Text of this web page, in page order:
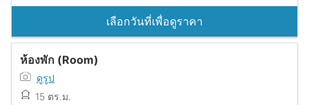
เลือกวันที่เพื่อดูราคา
ห้องพัก (Room)
ดูรูป
15 ตร.ม.